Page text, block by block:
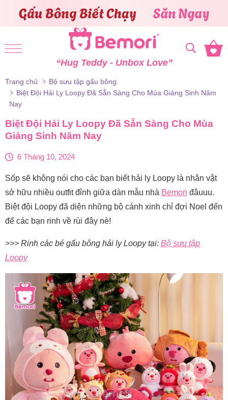
Skip to content
“Hug Teddy - Unbox Love”
Trang chủ
Bộ sưu tập gấu bông
Biệt Đội Hải Ly Loopy Đã Sẵn Sàng Cho Mùa Giáng Sinh Năm
Nay
Biệt Đội Hải Ly Loopy Đã Sẵn Sàng Cho Mùa
Giáng Sinh Năm Nay
6 Tháng 10, 2024
Sốp sẽ không nói cho các bạn biết hải ly Loopy là nhân vật
sở hữu nhiều outfit đỉnh giữa dàn mẫu nhà Bemori đâuuu.
Biệt đội Loopy đã diện những bộ cánh xinh chỉ đợi Noel đến
để các bạn rinh về rùi đây nè!
>>> Rinh các bé gấu bông hải ly Loopy tại: Bộ sưu tập
Loopy